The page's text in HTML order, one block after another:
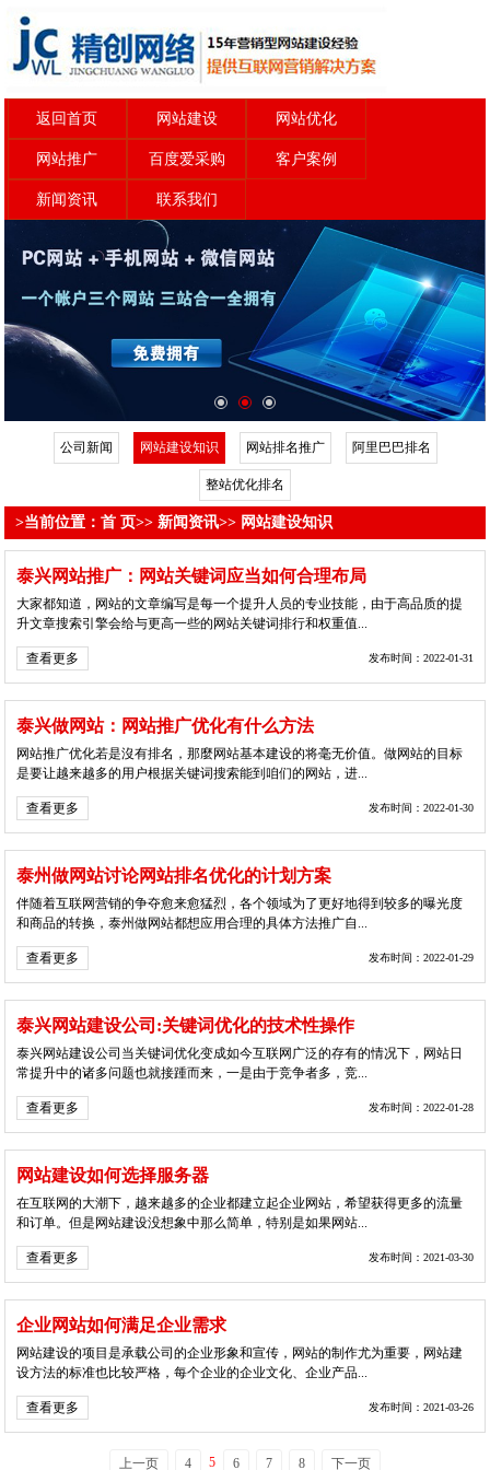
返回首页 网站建设 网站优化
网站推广 百度爱采购 客户案例
新闻资讯 联系我们
公司新闻 网站建设知识 网站排名推广 阿里巴巴排名
整站优化排名
>当前位置：首 页>>新闻资讯>> 网站建设知识
泰兴网站推广：网站关键词应当如何合理布局
大家都知道，网站的文章编写是每一个提升人员的专业技能，由于高品质的提
升文章搜索引擎会给与更高一些的网站关键词排行和权重值...
查看更多 发布时间：2022-01-31
泰兴做网站：网站推广优化有什么方法
网站推广优化若是沒有排名，那麼网站基本建设的将毫无价值。做网站的目标
是要让越来越多的用户根据关键词搜索能到咱们的网站，进...
查看更多 发布时间：2022-01-30
泰州做网站讨论网站排名优化的计划方案
伴随着互联网营销的争夺愈来愈猛烈，各个领域为了更好地得到较多的曝光度
和商品的转换，泰州做网站都想应用合理的具体方法推广自...
查看更多 发布时间：2022-01-29
泰兴网站建设公司:关键词优化的技术性操作
泰兴网站建设公司当关键词优化变成如今互联网广泛的存有的情况下，网站日
常提升中的诸多问题也就接踵而来，一是由于竞争者多，竞...
查看更多 发布时间：2022-01-28
网站建设如何选择服务器
在互联网的大潮下，越来越多的企业都建立起企业网站，希望获得更多的流量
和订单。但是网站建设没想象中那么简单，特别是如果网站...
查看更多 发布时间：2021-03-30
企业网站如何满足企业需求
网站建设的项目是承载公司的企业形象和宣传，网站的制作尤为重要，网站建
设方法的标准也比较严格，每个企业的企业文化、企业产品...
查看更多 发布时间：2021-03-26
上一页 4 5 6 7 8 下一页